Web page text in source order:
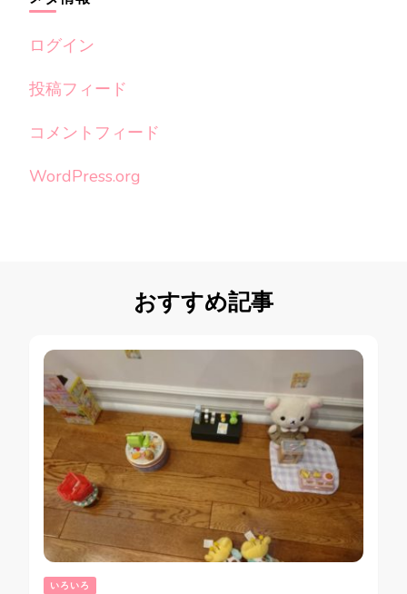
ログイン
投稿フィード
コメントフィード
WordPress.org
おすすめ記事
いろいろ